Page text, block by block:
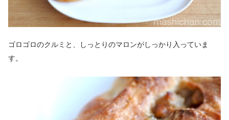
ゴロゴロのクルミと、しっとりのマロンがしっかり入っていま
す。